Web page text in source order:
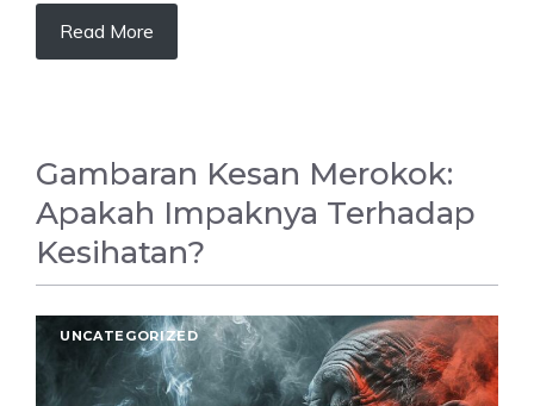
Read More
Gambaran Kesan Merokok:
Apakah Impaknya Terhadap
Kesihatan?
UNCATEGORIZED